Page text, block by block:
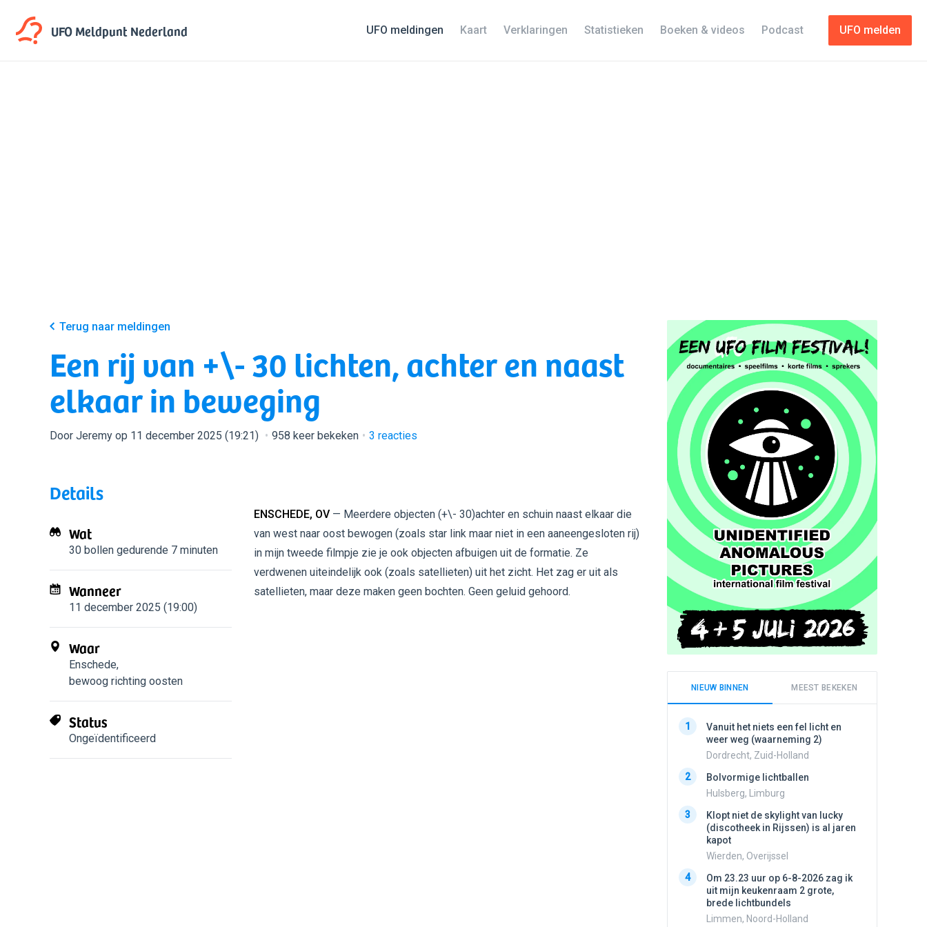
UFO MeldpuntNederland UFO melden
UFO meldingen Kaart Verklaringen Statistieken Boeken & videos Podcast
Terug naar meldingen
Een rij van +\- 30 lichten, achter en naast
elkaar in beweging
Door Jeremy op 11 december 2025 (19:21) 958 keer bekeken 3 reacties
Details
Wat
30 bollen gedurende 7 minuten
Wanneer
11 december 2025 (19:00)
Waar
Enschede,
bewoog richting oosten
Status
Ongeïdentificeerd
ENSCHEDE, OV— Meerdere objecten (+\- 30)achter en schuin naast elkaar die
van west naar oost bewogen (zoals star link maar niet in een aaneengesloten rij)
in mijn tweede filmpje zie je ook objecten afbuigen uit de formatie. Ze
verdwenen uiteindelijk ook (zoals satellieten) uit het zicht. Het zag er uit als
satellieten, maar deze maken geen bochten. Geen geluid gehoord.
NIEUW BINNEN MEEST BEKEKEN
1
Vanuit het niets een fel licht en
weer weg (waarneming 2)
Dordrecht, Zuid-Holland
2
Bolvormige lichtballen
Hulsberg, Limburg
3
Klopt niet de skylight van lucky
(discotheek in Rijssen) is al jaren
kapot
Wierden, Overijssel
4
Om 23.23 uur op 6-8-2026 zag ik
uit mijn keukenraam 2 grote,
brede lichtbundels
Limmen, Noord-Holland